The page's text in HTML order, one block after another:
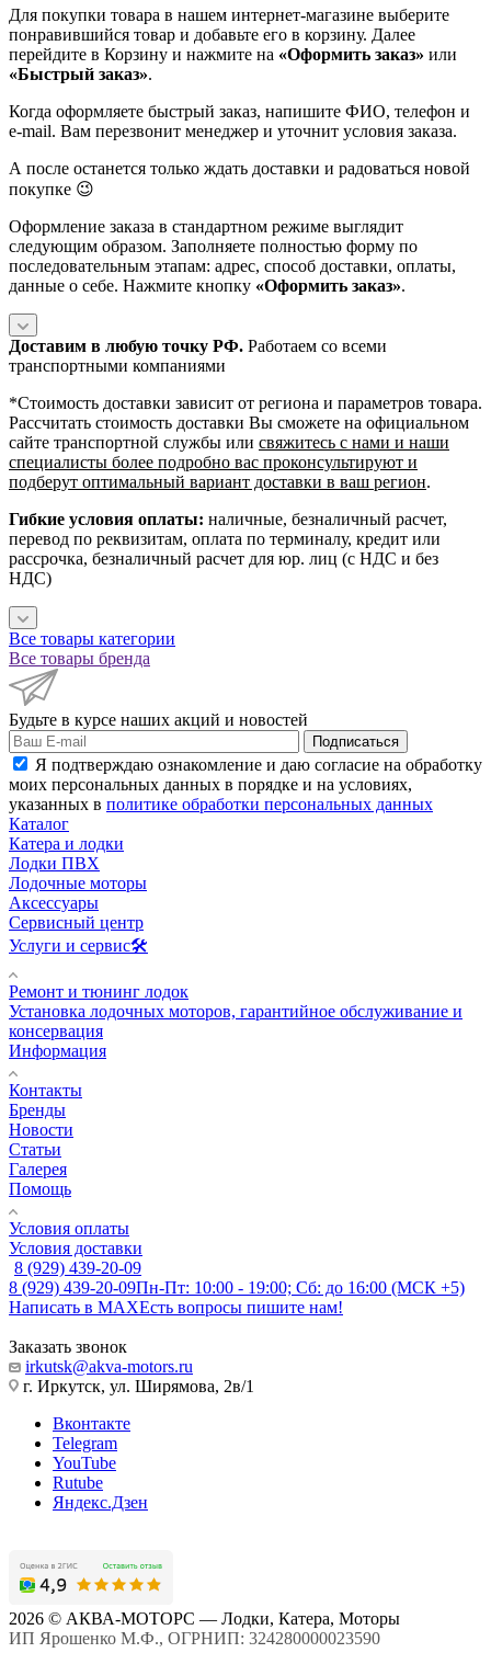
Для покупки товара в нашем интернет-магазине выберите
понравившийся товар и добавьте его в корзину. Далее
перейдите в Корзину и нажмите на «Оформить заказ» или
«Быстрый заказ».
Когда оформляете быстрый заказ, напишите ФИО, телефон и
e-mail. Вам перезвонит менеджер и уточнит условия заказа.
А после останется только ждать доставки и радоваться новой
покупке 😉
Оформление заказа в стандартном режиме выглядит
следующим образом. Заполняете полностью форму по
последовательным этапам: адрес, способ доставки, оплаты,
данные о себе. Нажмите кнопку «Оформить заказ».
Доставим в любую точку РФ. Работаем со всеми
транспортными компаниями
*Cтоимость доставки зависит от региона и параметров товара.
Рассчитать стоимость доставки Вы сможете на официальном
сайте транспортной службы или свяжитесь с нами и наши
специалисты более подробно вас проконсультируют и
подберут оптимальный вариант доставки в ваш регион.
Гибкие условия оплаты: наличные, безналичный расчет,
перевод по реквизитам, оплата по терминалу, кредит или
рассрочка, безналичный расчет для юр. лиц (с НДС и без
НДС)
Все товары категории
Все товары бренда
Будьте в курсе наших акций и новостей
Подписаться
Я подтверждаю ознакомление и даю согласие на обработку
моих персональных данных в порядке и на условиях,
указанных в политике обработки персональных данных
Каталог
Катера и лодки
Лодки ПВХ
Лодочные моторы
Аксессуары
Сервисный центр
Услуги и сервис🛠️
Ремонт и тюнинг лодок
Установка лодочных моторов, гарантийное обслуживание и
консервация
Информация
Контакты
Бренды
Новости
Статьи
Галерея
Помощь
Условия оплаты
Условия доставки
8 (929) 439-20-09
8 (929) 439-20-09Пн-Пт: 10:00 - 19:00; Сб: до 16:00 (МСК +5)
Написать в MAXЕсть вопросы пишите нам!
Заказать звонок
irkutsk@akva-motors.ru
г. Иркутск, ул. Ширямова, 2в/1
Вконтакте
Telegram
YouTube
Rutube
Яндекс.Дзен
2026 © АКВА-МОТОРС — Лодки, Катера, Моторы
ИП Ярошенко М.Ф., ОГРНИП: 324280000023590